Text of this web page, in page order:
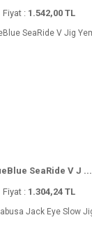
Fiyat : 1.542,00 TL
SeaRide V J ...
Fiyat : 1.304,24 TL